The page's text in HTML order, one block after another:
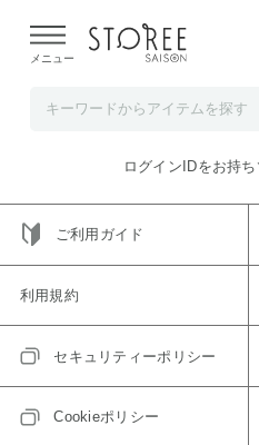
よる配送遅延が発生しておりま
メニュー
ご指定のアイテムは取り扱い
トップへ戻る
ログインIDをお持
ご利用ガイド
利用規約
セキュリティーポリシー
Cookieポリシー